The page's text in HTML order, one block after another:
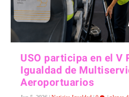
USO participa en el V
Igualdad de
Aeroportuarios